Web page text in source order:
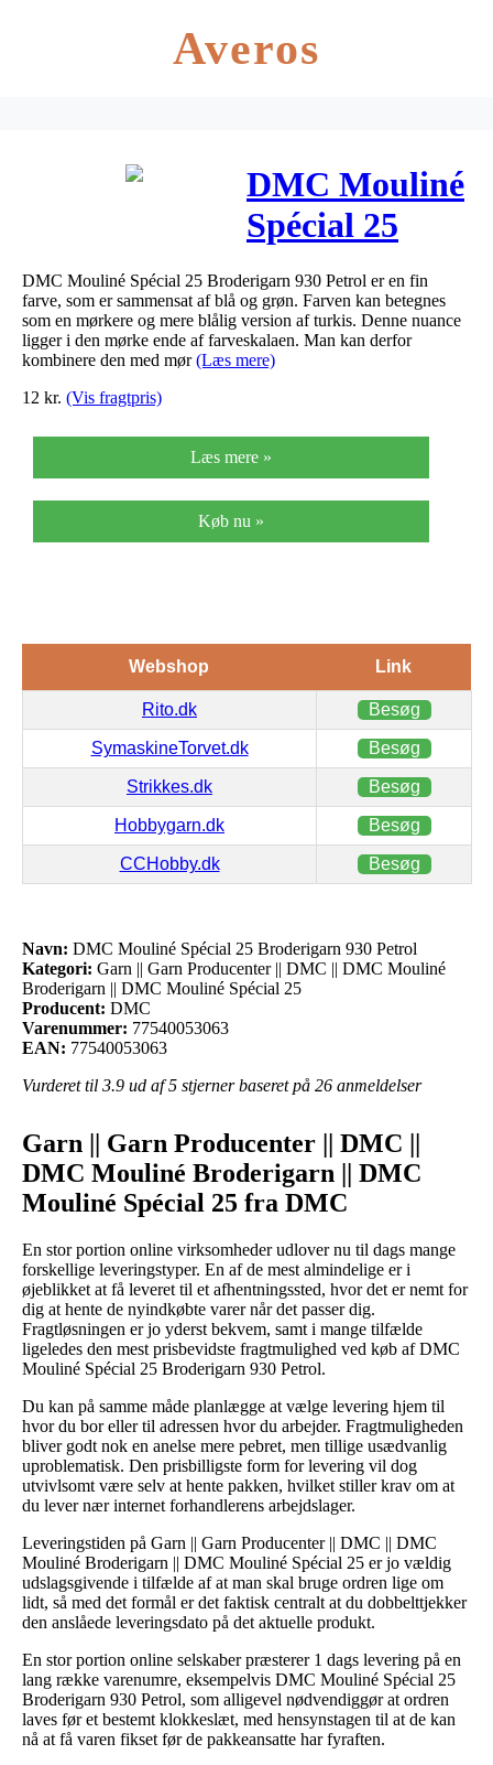
Averos
DMC Mouliné
Spécial 25
Broderigarn
930 Petrol
DMC Mouliné Spécial 25 Broderigarn 930 Petrol er en fin
farve, som er sammensat af blå og grøn. Farven kan betegnes
som en mørkere og mere blålig version af turkis. Denne nuance
ligger i den mørke ende af farveskalaen. Man kan derfor
kombinere den med mør(Læs mere)
12 kr. (Vis fragtpris)
Læs mere »
Køb nu »
Webshop Link
Rito.dk Besøg
SymaskineTorvet.dk Besøg
Strikkes.dk Besøg
Hobbygarn.dk Besøg
CCHobby.dk Besøg
Navn: DMC Mouliné Spécial 25 Broderigarn 930 Petrol
Kategori: Garn || Garn Producenter || DMC || DMC Mouliné
Broderigarn || DMC Mouliné Spécial 25
Producent: DMC
Varenummer: 77540053063
EAN: 77540053063
Vurderet til 3.9 ud af 5 stjerner baseret på 26 anmeldelser
Garn || Garn Producenter || DMC ||
DMC Mouliné Broderigarn || DMC
Mouliné Spécial 25 fra DMC
En stor portion online virksomheder udlover nu til dags mange
forskellige leveringstyper. En af de mest almindelige er i
øjeblikket at få leveret til et afhentningssted, hvor det er nemt for
dig at hente de nyindkøbte varer når det passer dig.
Fragtløsningen er jo yderst bekvem, samt i mange tilfælde
ligeledes den mest prisbevidste fragtmulighed ved køb af DMC
Mouliné Spécial 25 Broderigarn 930 Petrol.
Du kan på samme måde planlægge at vælge levering hjem til
hvor du bor eller til adressen hvor du arbejder. Fragtmuligheden
bliver godt nok en anelse mere pebret, men tillige usædvanlig
uproblematisk. Den prisbilligste form for levering vil dog
utvivlsomt være selv at hente pakken, hvilket stiller krav om at
du lever nær internet forhandlerens arbejdslager.
Leveringstiden på Garn || Garn Producenter || DMC || DMC
Mouliné Broderigarn || DMC Mouliné Spécial 25 er jo vældig
udslagsgivende i tilfælde af at man skal bruge ordren lige om
lidt, så med det formål er det faktisk centralt at du dobbelttjekker
den anslåede leveringsdato på det aktuelle produkt.
En stor portion online selskaber præsterer 1 dags levering på en
lang række varenumre, eksempelvis DMC Mouliné Spécial 25
Broderigarn 930 Petrol, som alligevel nødvendiggør at ordren
laves før et bestemt klokkeslæt, med hensynstagen til at de kan
nå at få varen fikset før de pakkeansatte har fyraften.